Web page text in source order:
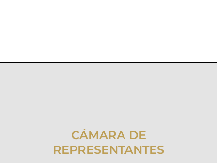
CÁMARA DE
REPRESENTANTES